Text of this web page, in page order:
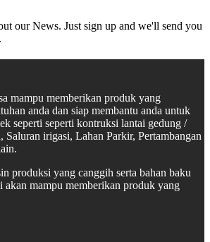
our News. Just sign up and we'll send you
mampu memberikan produk yang
anda dan siap membantu anda untuk
seperti seperti kontruksi lantai gedung /
Saluran irigasi, Lahan Parkir, Pertambangan
produksi yang canggih serta bahan baku
akan mampu memberikan produk yang